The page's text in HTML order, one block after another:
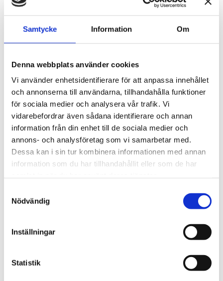
Samtycke Information Om
Denna webbplats använder cookies
Vi använder enhetsidentifierare för att anpassa innehållet
och annonserna till användarna, tillhandahålla funktioner
för sociala medier och analysera vår trafik. Vi
vidarebefordrar även sådana identifierare och annan
information från din enhet till de sociala medier och
annons- och analysföretag som vi samarbetar med.
Dessa kan i sin tur kombinera informationen med annan
information som du har tillhandahållit eller som de har
Nödvändig
Inställningar
Statistik
ULPA-filter med klassificering U15 och en filteringsyta på 8
kvadratmeter till NV100, NV150 och NV200.
6 530 kr
st Lägg i varukorgen
Finns i lager
Beskrivning